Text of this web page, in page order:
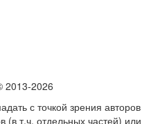
2013-2026
с точкой зрения авторов
(в т.ч. отдельных частей) или